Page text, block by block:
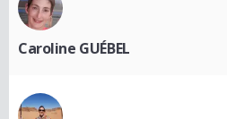
Caroline GUÉBEL